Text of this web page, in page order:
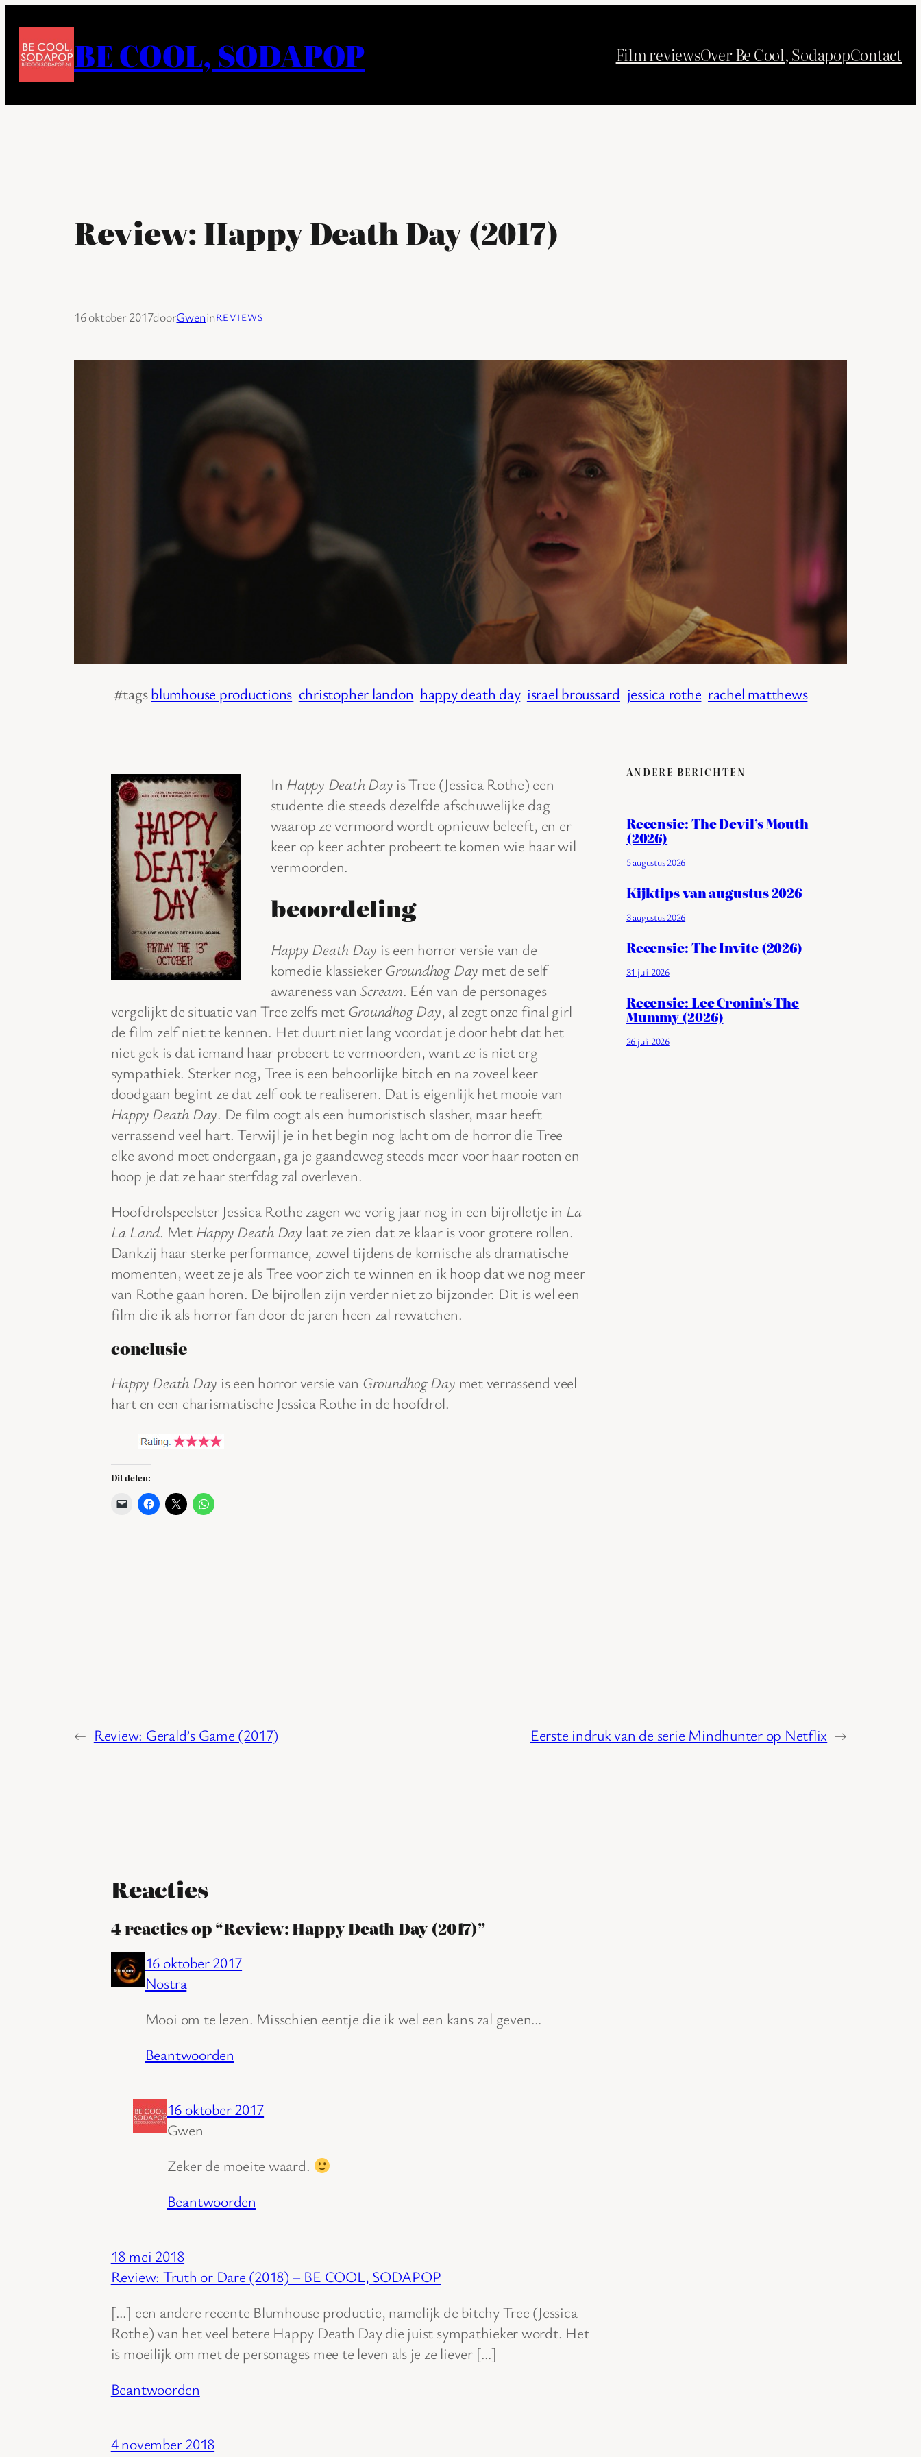
de
BE COOL, SODAPOP Film reviewsOver Be Cool, SodapopContact
Review: Happy Death Day (2017)
16 oktober 2017doorGweninREVIEWS
#tagsblumhouse productions christopher landon happy death day israel broussard jessica rothe rachel matthews
In Happy Death Day is Tree (Jessica Rothe) een
studente die steeds dezelfde afschuwelijke dag
waarop ze vermoord wordt opnieuw beleeft, en er
keer op keer achter probeert te komen wie haar wil
vermoorden.
beoordeling
Happy Death Day is een horror versie van de
komedie klassiekerGroundhog Day met de self
awareness van Scream. Eén van de personages
vergelijkt de situatie van Tree zelfs met Groundhog Day, al zegt onze final girl
de film zelf niet te kennen. Het duurt niet lang voordat je door hebt dat het
niet gek is dat iemand haar probeert te vermoorden, want ze is niet erg
sympathiek. Sterker nog, Tree is een behoorlijke bitch en na zoveel keer
doodgaan begint ze dat zelf ook te realiseren. Dat is eigenlijk het mooie van
Happy Death Day. De film oogt als een humoristisch slasher, maar heeft
verrassend veel hart. Terwijl je in het begin nog lacht om de horror die Tree
elke avond moet ondergaan, ga je gaandeweg steeds meer voor haar rooten en
hoop je dat ze haar sterfdag zal overleven.
Hoofdrolspeelster Jessica Rothe zagen we vorig jaar nog in een bijrolletje in La
La Land. Met Happy Death Day laat ze zien dat ze klaar is voor grotere rollen.
Dankzij haar sterke performance, zowel tijdens de komische als dramatische
momenten, weet ze je als Tree voor zich te winnen en ik hoop dat we nog meer
van Rothe gaan horen. De bijrollen zijn verder niet zo bijzonder. Dit is wel een
film die ik als horror fan door de jaren heen zal rewatchen.
conclusie
Happy Death Day is een horror versie van Groundhog Day met verrassend veel
hart en een charismatische Jessica Rothe in de hoofdrol.
Dit delen:
ANDERE BERICHTEN
Recensie: The Devil’s Mouth
(2026)
5 augustus 2026
Kijktips van augustus 2026
3 augustus 2026
Recensie: The Invite (2026)
31 juli 2026
Recensie: Lee Cronin’s The
Mummy (2026)
26 juli 2026
← Review: Gerald’s Game (2017) Eerste indruk van de serie Mindhunter op Netflix →
Reacties
4 reacties op “Review: Happy Death Day (2017)”
16 oktober 2017
Nostra
Mooi om te lezen. Misschien eentje die ik wel een kans zal geven…
Beantwoorden
16 oktober 2017
Gwen
Zeker de moeite waard.
Beantwoorden
18 mei 2018
Review: Truth or Dare (2018) – BE COOL, SODAPOP
[…] een andere recente Blumhouse productie, namelijk de bitchy Tree (Jessica
Rothe) van het veel betere Happy Death Day die juist sympathieker wordt. Het
is moeilijk om met de personages mee te leven als je ze liever […]
Beantwoorden
4 november 2018